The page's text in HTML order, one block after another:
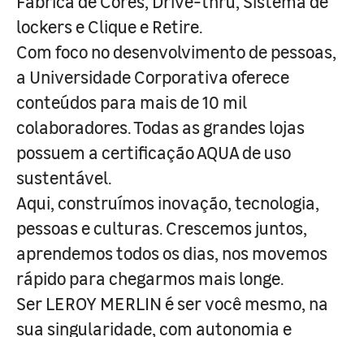
lockers e Clique e Retire.
Com foco no desenvolvimento de pessoas,
a Universidade Corporativa oferece
conteúdos para mais de 10 mil
colaboradores. Todas as grandes lojas
possuem a certificação AQUA de uso
sustentável.
Aqui, construímos inovação, tecnologia,
pessoas e culturas. Crescemos juntos,
aprendemos todos os dias, nos movemos
rápido para chegarmos mais longe.
Ser LEROY MERLIN é ser você mesmo, na
sua singularidade, com autonomia e